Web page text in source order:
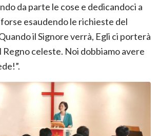
da parte le cose e dedicandoci a
esaudendo le richieste del
il Signore verrà, Egli ci porterà
celeste. Noi dobbiamo avere